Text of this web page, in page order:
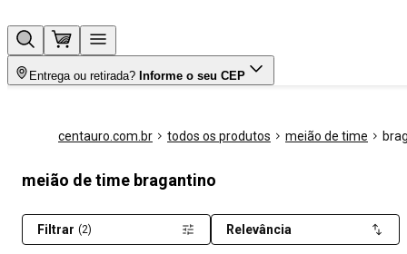
Entrega ou retirada? Informe o seu CEP
centauro.com.br todos os produtos meião de time
meião de time bragantino
Filtrar (2) Relevância